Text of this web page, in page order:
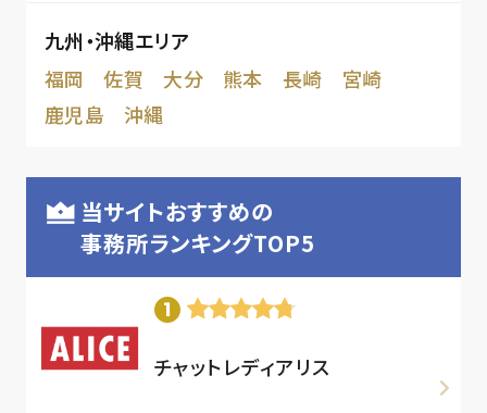
九州・沖縄エリア
福岡
佐賀 大分 熊本 長崎
宮崎
鹿児島
沖縄
当サイトおすすめの
事務所ランキングTOP5
チャットレディアリス